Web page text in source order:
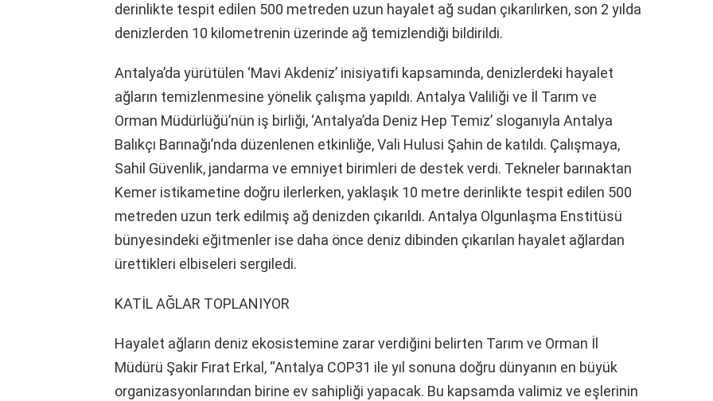
derinlikte tespit edilen 500 metreden uzun hayalet ağ sudan çıkarılırken, son 2 yılda
denizlerden 10 kilometrenin üzerinde ağ temizlendiği bildirildi.
Antalya’da yürütülen ‘Mavi Akdeniz’ inisiyatifi kapsamında, denizlerdeki hayalet
ağların temizlenmesine yönelik çalışma yapıldı. Antalya Valiliği ve İl Tarım ve
Orman Müdürlüğü’nün iş birliği, ‘Antalya’da Deniz Hep Temiz’ sloganıyla Antalya
Balıkçı Barınağı’nda düzenlenen etkinliğe, Vali Hulusi Şahin de katıldı. Çalışmaya,
Sahil Güvenlik, jandarma ve emniyet birimleri de destek verdi. Tekneler barınaktan
Kemer istikametine doğru ilerlerken, yaklaşık 10 metre derinlikte tespit edilen 500
metreden uzun terk edilmiş ağ denizden çıkarıldı. Antalya Olgunlaşma Enstitüsü
bünyesindeki eğitmenler ise daha önce deniz dibinden çıkarılan hayalet ağlardan
ürettikleri elbiseleri sergiledi.
KATİL AĞLAR TOPLANIYOR
Hayalet ağların deniz ekosistemine zarar verdiğini belirten Tarım ve Orman İl
Müdürü Şakir Fırat Erkal, “Antalya COP31 ile yıl sonuna doğru dünyanın en büyük
organizasyonlarından birine ev sahipliği yapacak. Bu kapsamda valimiz ve eşlerinin